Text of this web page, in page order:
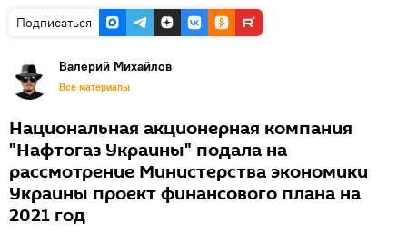
Подписаться
Валерий Михайлов
Все материалы
Национальная акционерная компания
"Нафтогаз Украины" подала на
рассмотрение Министерства экономики
Украины проект финансового плана на
2021 год